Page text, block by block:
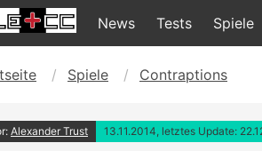
News Tests Spiele
Spiele Contraptions
Alexander Trust 13.11.2014, letztes Update: